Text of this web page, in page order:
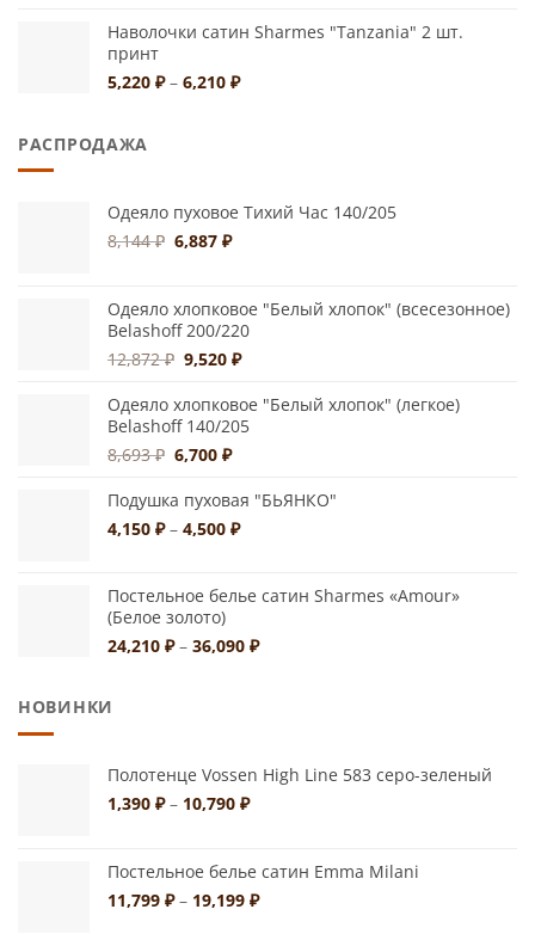
22,000 ₽
Наволочки сатин Sharmes "Tanzania" 2 шт.
принт
5,220 ₽ – 6,210 ₽Диапазон
РАСПРОДАЖА
Одеяло пуховое Тихий Час 140/205
8,144₽ Первоначальная
8,144 ₽.
6,887₽Текущая
Одеяло хлопковое "Белый хлопок" (всесезонное)
Belashoff 200/220
12,872₽ Первоначальная
составляла
12,872 ₽.
9,520₽Текущая
9,520 ₽.
Одеяло хлопковое "Белый хлопок" (легкое)
Belashoff 140/205
8,693₽ Первоначальная
составляла
8,693 ₽.
6,700₽Текущая
6,700 ₽.
Подушка пуховая "БЬЯНКО"
4,150 ₽ – 4,500 ₽Диапазон
–
Постельное белье сатин Sharmes «Amour»
(Белое золото)
24,210 ₽ – 36,090 ₽Диапазон
НОВИНКИ
Полотенце Vossen High Line 583 серо-зеленый
1,390 ₽ – 10,790 ₽Диапазон
–
10,790 ₽
Постельное белье сатин Emma Milani
11,799 ₽ – 19,199 ₽Диапазон